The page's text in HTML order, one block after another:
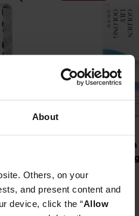
About
Others, on your
and present content and
device, click the “Allow
zł
Teasome -
Golden Lily